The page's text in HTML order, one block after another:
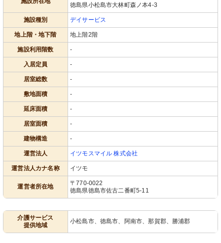
徳島県小松島市大林町森ノ本4-3
施設種別 デイサービス
地上階・地下階 地上階2階
施設利用階数 -
入居定員 -
居室総数 -
敷地面積 -
延床面積 -
居室面積 -
建物構造 -
運営法人 イツモスマイル 株式会社
運営法人カナ名称 イツモ
運営者所在地
〒770-0022
徳島県徳島市佐古二番町5-11
介護サービス
提供地域
小松島市、徳島市、阿南市、那賀郡、勝浦郡